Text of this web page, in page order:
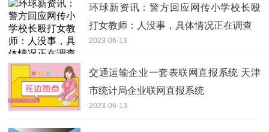
环球新资讯：警方回应网传小学校长殴
打女教师：人没事，具体情况正在调查
2023-06-13
交通运输企业一套表联网直报系统 天津
市统计局企业联网直报系统
2023-06-13